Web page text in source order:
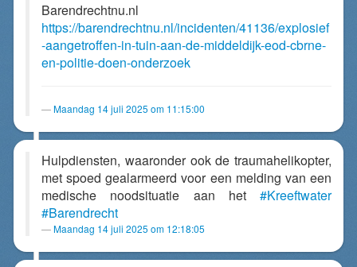
Barendrechtnu.nl
https://barendrechtnu.nl/incidenten/41136/explosief
-aangetroffen-in-tuin-aan-de-middeldijk-eod-cbrne-
en-politie-doen-onderzoek
Maandag 14 juli 2025 om 11:15:00
Hulpdiensten, waaronder ook de traumahelikopter,
met spoed gealarmeerd voor een melding van een
medische noodsituatie aan het #Kreeftwater
#Barendrecht
Maandag 14 juli 2025 om 12:18:05